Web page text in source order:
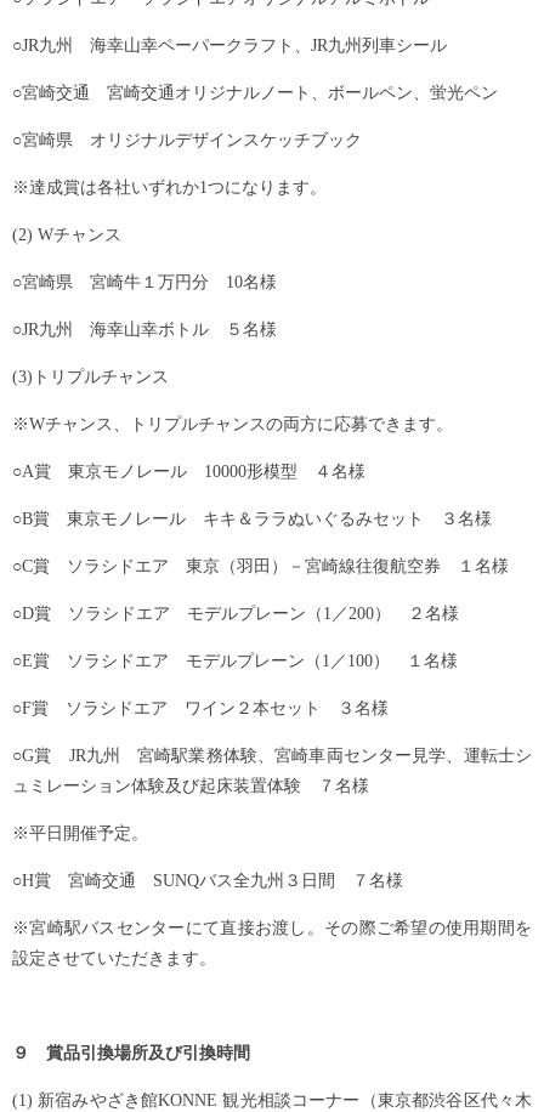
○JR九州 海幸山幸ペーパークラフト、JR九州列車シール
○宮崎交通 宮崎交通オリジナルノート、ボールペン、蛍光ペン
○宮崎県 オリジナルデザインスケッチブック
※達成賞は各社いずれか1つになります。
(2) Wチャンス
○宮崎県 宮崎牛１万円分 10名様
○JR九州 海幸山幸ボトル ５名様
(3)トリプルチャンス
※Wチャンス、トリプルチャンスの両方に応募できます。
○A賞 東京モノレール 10000形模型 ４名様
○B賞 東京モノレール キキ＆ララぬいぐるみセット ３名様
○C賞 ソラシドエア 東京（羽田）－宮崎線往復航空券 １名様
○D賞 ソラシドエア モデルプレーン（1／200） ２名様
○E賞 ソラシドエア モデルプレーン（1／100） １名様
○F賞 ソラシドエア ワイン２本セット ３名様
○G賞 JR九州 宮崎駅業務体験、宮崎車両センター見学、運転士シ
ュミレーション体験及び起床装置体験 ７名様
※平日開催予定。
○H賞 宮崎交通 SUNQバス全九州３日間 ７名様
※宮崎駅バスセンターにて直接お渡し。その際ご希望の使用期間を
設定させていただきます。
９ 賞品引換場所及び引換時間
(1) 新宿みやざき館KONNE 観光相談コーナー（東京都渋谷区代々木